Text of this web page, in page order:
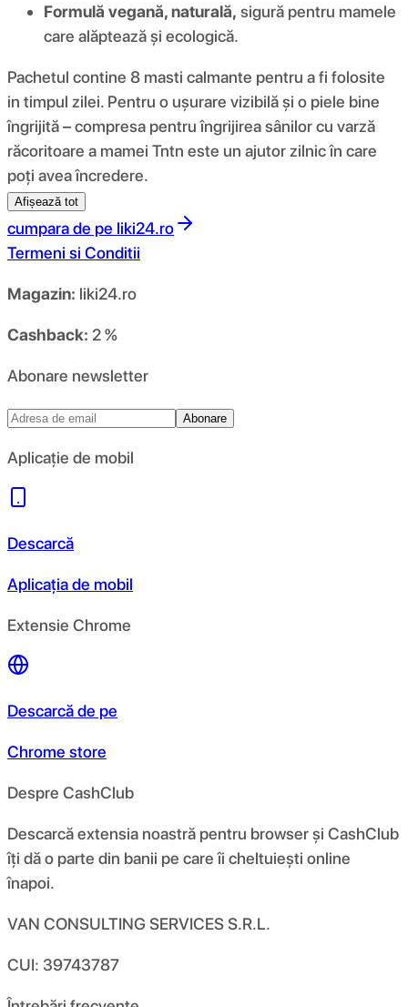
Formulă vegană, naturală, sigură pentru mamele
care alăptează și ecologică.
Pachetul contine 8 masti calmante pentru a fi folosite
in timpul zilei. Pentru o ușurare vizibilă și o piele bine
îngrijită – compresa pentru îngrijirea sânilor cu varză
răcoritoare a mamei Tntn este un ajutor zilnic în care
poți avea încredere.
Afișează tot
cumpara de pe liki24.ro
Termeni si Conditii
Magazin: liki24.ro
Cashback: 2 %
Abonare newsletter
Abonare
Aplicație de mobil
Descarcă
Aplicația de mobil
Extensie Chrome
Descarcă de pe
Chrome store
Despre CashClub
Descarcă extensia noastră pentru browser și CashClub
îți dă o parte din banii pe care îi cheltuiești online
înapoi.
VAN CONSULTING SERVICES S.R.L.
CUI: 39743787